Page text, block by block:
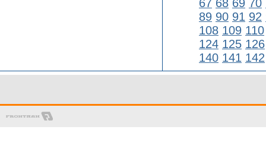
67 68 69 70
89 90 91 92
108 109 110
124 125 126
140 141 142